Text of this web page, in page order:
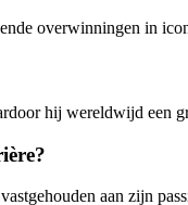
overwinningen in
hij wereldwijd een
aan zijn